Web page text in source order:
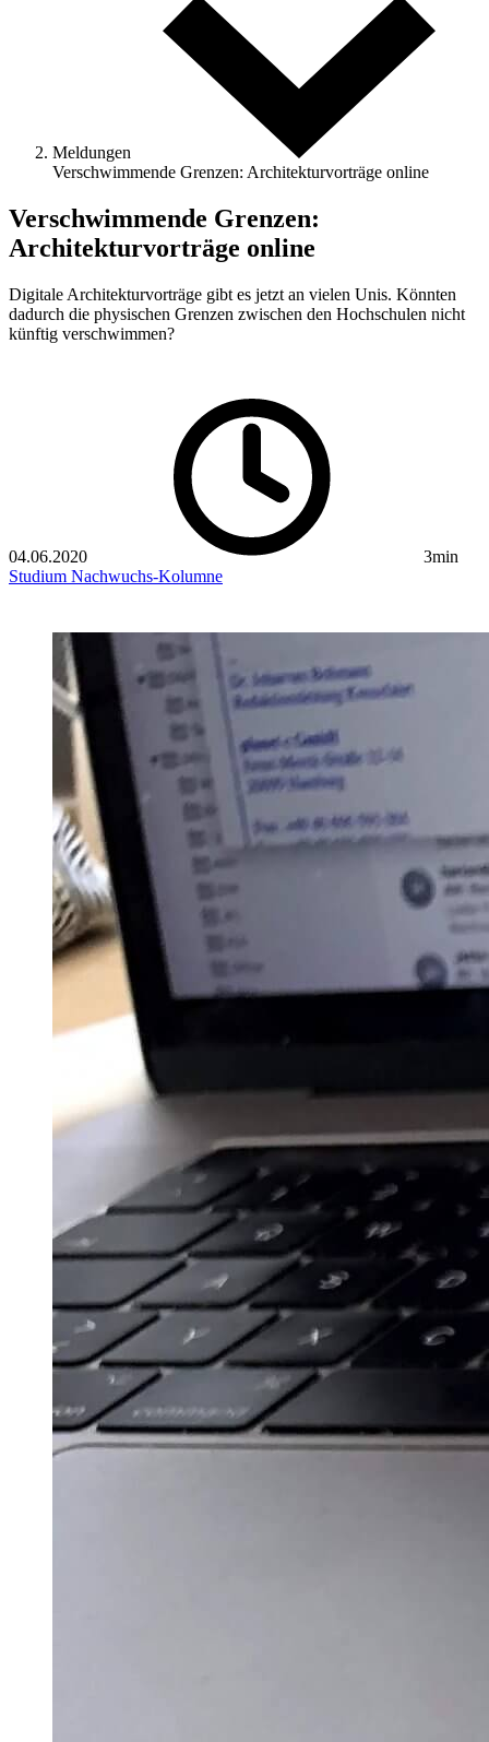
Meldungen
Verschwimmende Grenzen: Architekturvorträge online
Verschwimmende Grenzen:
Architekturvorträge online
Digitale Architekturvorträge gibt es jetzt an vielen Unis. Könnten
dadurch die physischen Grenzen zwischen den Hochschulen nicht
künftig verschwimmen?
04.06.2020
3min
Studium Nachwuchs-Kolumne